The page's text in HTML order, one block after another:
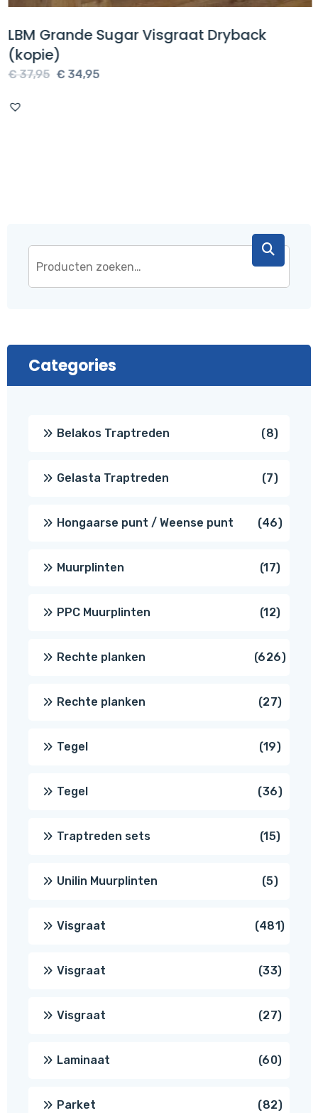
LBM Grande Sugar Visgraat Dryback
(kopie)
€37,95 Oorspronkelijke
€34,95Huidige
Categories
Belakos Traptreden 88
Gelasta Traptreden 77
Hongaarse punt / Weense punt 4646
Muurplinten 1717
PPC Muurplinten 1212
Rechte planken 626626
Rechte planken 2727
Tegel 1919
Tegel 3636
Traptreden sets 1515
Unilin Muurplinten 55
Visgraat 481481
Visgraat 3333
Visgraat 2727
Laminaat 6060
Parket 8282